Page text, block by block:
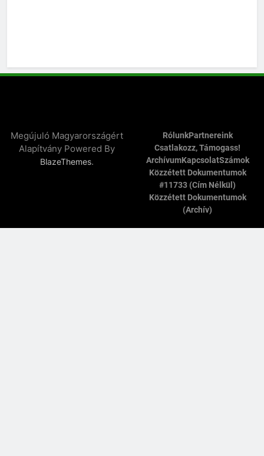
Megújuló Magyarországért
Alapítvány Powered By
BlazeThemes.
RólunkPartnereink
Csatlakozz, Támogass!
ArchívumKapcsolatSzámok
Közzétett Dokumentumok
#11733 (cím Nélkül)
Közzétett Dokumentumok
(archív)